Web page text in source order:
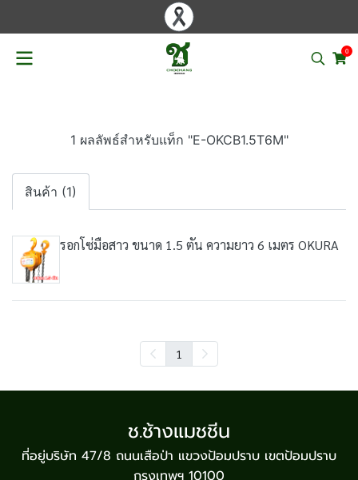
0
1 ผลลัพธ์สำหรับแท็ก "E-OKCB1.5T6M"
สินค้า (1)
รอกโซ่มือสาว ขนาด 1.5 ตัน ความยาว 6 เมตร OKURA
1
ช.ช้างแมชชีน
ที่อยู่บริษัท 47/8 ถนนเสือป่า แขวงป้อมปราบ เขตป้อมปราบ
กรุงเทพฯ 10100